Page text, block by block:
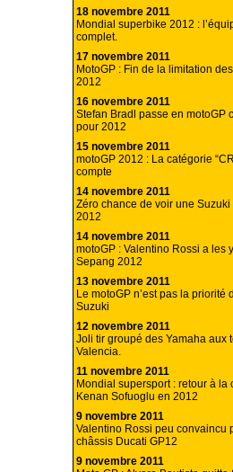
18 novembre 2011
Mondial superbike 2012 :
complet.
17 novembre 2011
MotoGP : Fin de la limitation
2012
16 novembre 2011
Stefan Bradl passe en motoGP
pour 2012
15 novembre 2011
motoGP 2012 : La catégorie
compte
14 novembre 2011
Zéro chance de voir une Suzuki
2012
14 novembre 2011
motoGP : Valentino Rossi a les
Sepang 2012
13 novembre 2011
Le motoGP n’est pas la priorité
Suzuki
12 novembre 2011
Joli tir groupé des Yamaha aux
Valencia.
11 novembre 2011
Mondial supersport : retour à la
Kenan Sofuoglu en 2012
9 novembre 2011
Valentino Rossi peu convaincu
châssis Ducati GP12
9 novembre 2011